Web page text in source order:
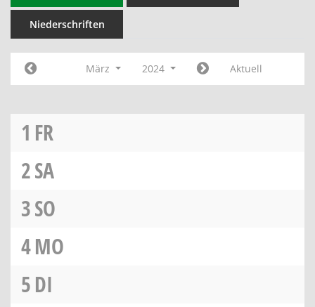
Niederschriften
März 2024 Aktuell
1 FR
2SA
3SO
4MO
5DI